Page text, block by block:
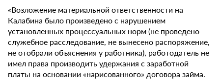
«Возложение материальной ответственности на
Калабина было произведено с нарушением
установленных процессуальных норм (не проведено
служебное расследование, не вынесено распоряжение,
не отобрали объяснения у работника), работодатель не
имел права производить удержания с заработной
платы на основании «нарисованного» договора займа.